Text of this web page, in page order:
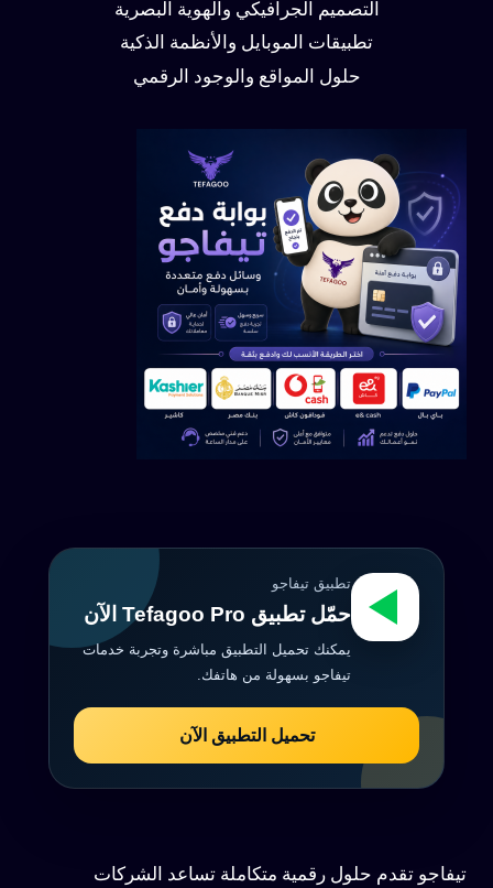
التصميم الجرافيكي والهوية البصرية
تطبيقات الموبايل والأنظمة الذكية
حلول المواقع والوجود الرقمي
تطبيق تيفاجو
حمّل تطبيق Tefagoo Pro الآن
يمكنك تحميل التطبيق مباشرة وتجربة خدمات
تيفاجو بسهولة من هاتفك.
تحميل التطبيق الآن
تيفاجو تقدم حلول رقمية متكاملة تساعد الشركات